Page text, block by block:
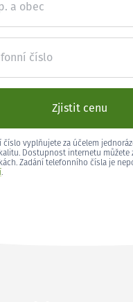
a obec
číslo
Zjistit cenu
číslo vyplňujete za účelem
Dostupnost internetu můžete
Zadání telefonního čísla je
.